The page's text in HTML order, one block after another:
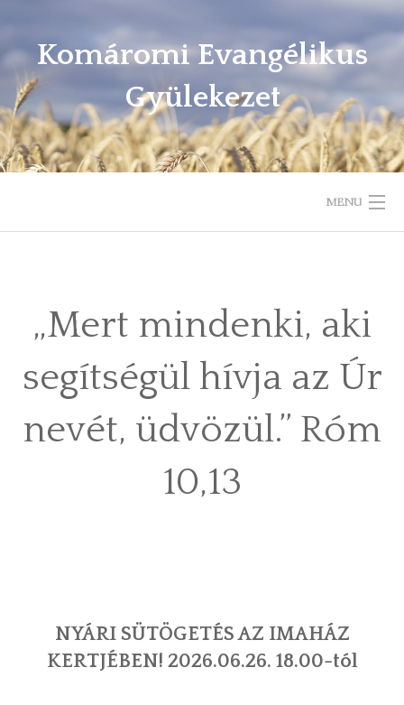
Komáromi Evangélikus
Gyülekezet
MENU
IGEHIRDETÉSEK
KEZDŐLAP
„Mert mindenki, aki
segítségül hívja az Úr
nevét, üdvözül.” Róm
10,13
NYÁRI SÜTÖGETÉS AZ IMAHÁZ
KERTJÉBEN! 2026.06.26. 18.00-tól